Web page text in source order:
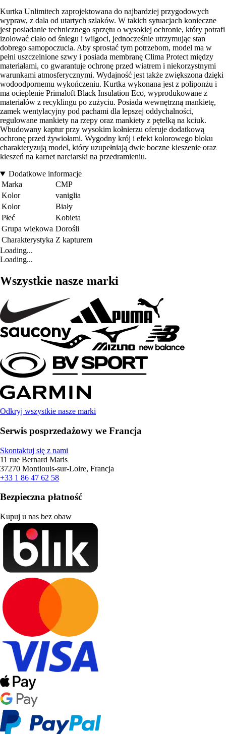
Kurtka Unlimitech zaprojektowana do najbardziej przygodowych
wypraw, z dala od utartych szlaków. W takich sytuacjach konieczne
jest posiadanie technicznego sprzętu o wysokiej ochronie, który potrafi
izolować ciało od śniegu i wilgoci, jednocześnie utrzymując stan
dobrego samopoczucia. Aby sprostać tym potrzebom, model ma w
pełni uszczelnione szwy i posiada membranę Clima Protect między
materiałami, co gwarantuje ochronę przed wiatrem i niekorzystnymi
warunkami atmosferycznymi. Wydajność jest także zwiększona dzięki
wodoodpornemu wykończeniu. Kurtka wykonana jest z poliponżu i
ma ocieplenie Primaloft Black Insulation Eco, wyprodukowane z
materiałów z recyklingu po zużyciu. Posiada wewnętrzną mankietę,
zamek wentylacyjny pod pachami dla lepszej oddychalności,
regulowane mankiety na rzepy oraz mankiety z pętelką na kciuk.
Wbudowany kaptur przy wysokim kołnierzu oferuje dodatkową
ochronę przed żywiołami. Wygodny krój i efekt kolorowego bloku
charakteryzują model, który uzupełniają dwie boczne kieszenie oraz
kieszeń na karnet narciarski na przedramieniu.
Dodatkowe informacje
Marka
CMP
Kolor
vaniglia
Kolor
Biały
Płeć
Kobieta
Grupa wiekowa Dorośli
Charakterystyka Z kapturem
Loading...
Loading...
Wszystkie nasze marki
Odkryj wszystkie nasze marki
Serwis posprzedażowy we Francja
Skontaktuj się z nami
11 rue Bernard Maris
37270 Montlouis-sur-Loire, Francja
+33 1 86 47 62 58
Bezpieczna płatność
Kupuj u nas bez obaw